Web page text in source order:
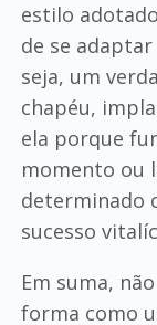
estilo
de se
seja, um
chapéu,
ela porque
momento ou
determinado
sucesso
Em suma,
forma como